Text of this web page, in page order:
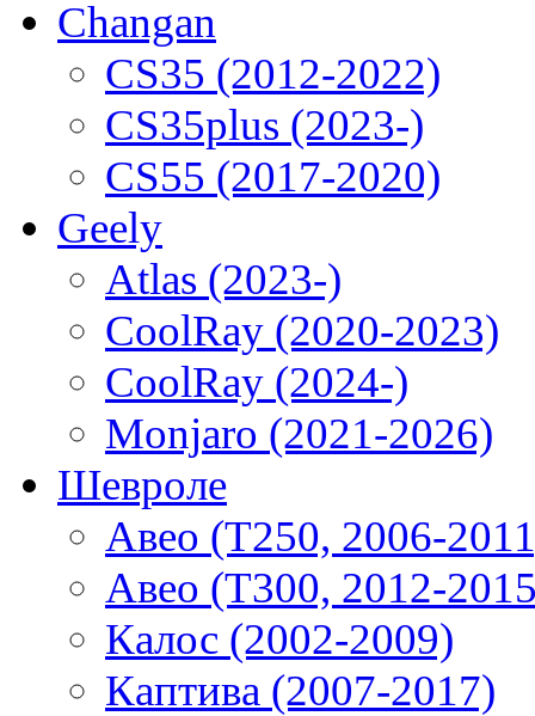
Changan
CS35 (2012-2022)
CS35plus (2023-)
CS55 (2017-2020)
Geely
Atlas (2023-)
CoolRay (2020-2023)
CoolRay (2024-)
Monjaro (2021-2026)
Шевроле
Авео (T250, 2006-
Авео (T300, 2012-
Калос (2002-2009)
Каптива (2007-2017)